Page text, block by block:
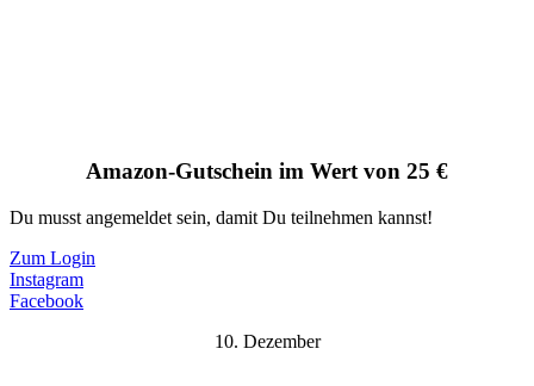
Amazon-Gutschein im Wert von 25 €
Du musst angemeldet sein, damit Du teilnehmen kannst!
Zum Login
Instagram
Facebook
10. Dezember